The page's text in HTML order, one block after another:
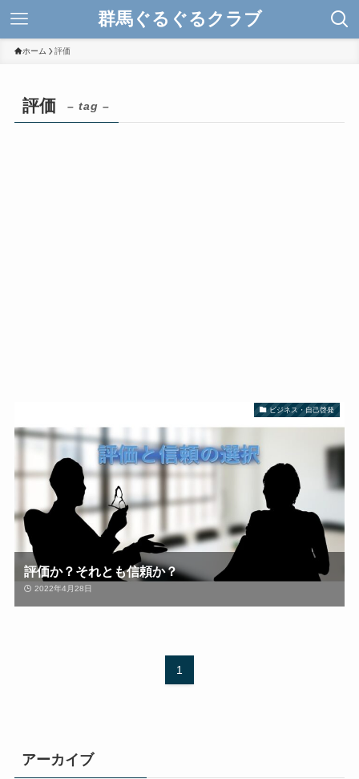
群馬ぐるぐるクラブ
ホーム 評価
評価 – tag –
ビジネス・自己啓発
評価か？それとも信頼か？
2022年4月28日
1
アーカイブ